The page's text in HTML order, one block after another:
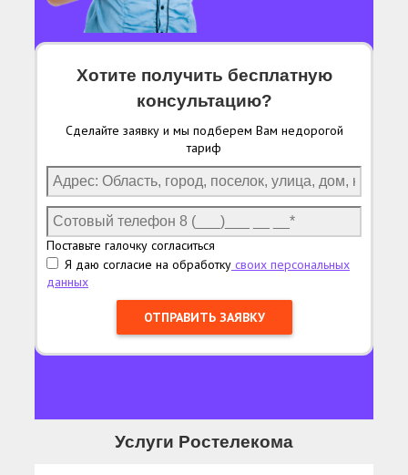
Хотите получить бесплатную
консультацию?
Сделайте заявку и мы подберем Вам недорогой
тариф
Поставьте галочку согласиться
Я даю согласие на обработку своих персональных
данных
Услуги Ростелекома